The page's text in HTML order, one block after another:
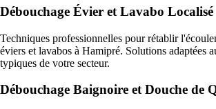
Débouchage Évier et Lavabo Localisé
Techniques professionnelles pour rétablir
éviers et lavabos à Hamipré. Solutions adaptées
typiques de votre secteur.
Débouchage Baignoire et Douche de